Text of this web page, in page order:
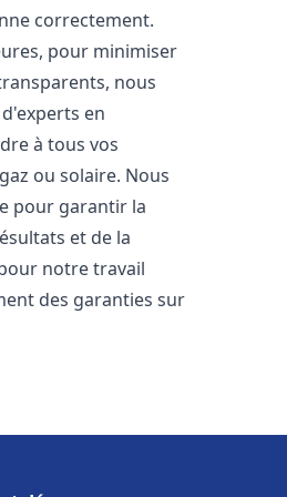
correctement.
pour minimiser
nous
en
à tous vos
ou solaire. Nous
pour garantir la
et de la
notre travail
des garanties sur